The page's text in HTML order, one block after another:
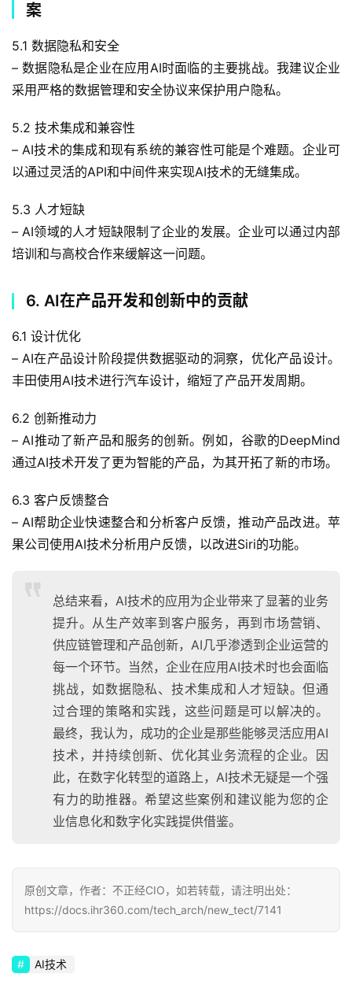
案
5.1 数据隐私和安全
– 数据隐私是企业在应用AI时面临的主要挑战。我建议企业
采用严格的数据管理和安全协议来保护用户隐私。
5.2 技术集成和兼容性
– AI技术的集成和现有系统的兼容性可能是个难题。企业可
以通过灵活的API和中间件来实现AI技术的无缝集成。
5.3 人才短缺
– AI领域的人才短缺限制了企业的发展。企业可以通过内部
培训和与高校合作来缓解这一问题。
6. AI在产品开发和创新中的贡献
6.1 设计优化
– AI在产品设计阶段提供数据驱动的洞察，优化产品设计。
丰田使用AI技术进行汽车设计，缩短了产品开发周期。
6.2 创新推动力
– AI推动了新产品和服务的创新。例如，谷歌的DeepMind
通过AI技术开发了更为智能的产品，为其开拓了新的市场。
6.3 客户反馈整合
– AI帮助企业快速整合和分析客户反馈，推动产品改进。苹
果公司使用AI技术分析用户反馈，以改进Siri的功能。
总结来看，AI技术的应用为企业带来了显著的业务
提升。从生产效率到客户服务，再到市场营销、
供应链管理和产品创新，AI几乎渗透到企业运营的
每一个环节。当然，企业在应用AI技术时也会面临
挑战，如数据隐私、技术集成和人才短缺。但通
过合理的策略和实践，这些问题是可以解决的。
最终，我认为，成功的企业是那些能够灵活应用AI
技术，并持续创新、优化其业务流程的企业。因
此，在数字化转型的道路上，AI技术无疑是一个强
有力的助推器。希望这些案例和建议能为您的企
业信息化和数字化实践提供借鉴。
原创文章，作者：不正经CIO，如若转载，请注明出处：
https://docs.ihr360.com/tech_arch/new_tect/7141
AI技术